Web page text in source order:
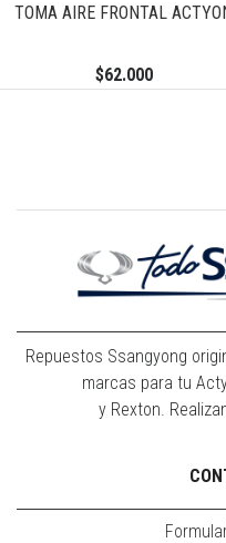
TOMA AIRE FRONTAL
$62.000
Repuestos Ssangyong
marcas para tu
y Rexton.